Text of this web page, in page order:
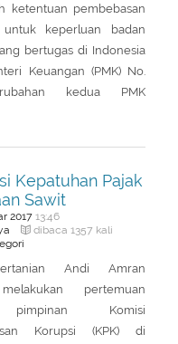
ketentuan pembebasan
keperluan badan
bertugas di Indonesia
Keuangan (PMK) No.
kedua PMK
Kepatuhan Pajak
Sawit
201713:46
dibaca 1357 kali
Andi Amran
pertemuan
Komisi
Korupsi (KPK) di